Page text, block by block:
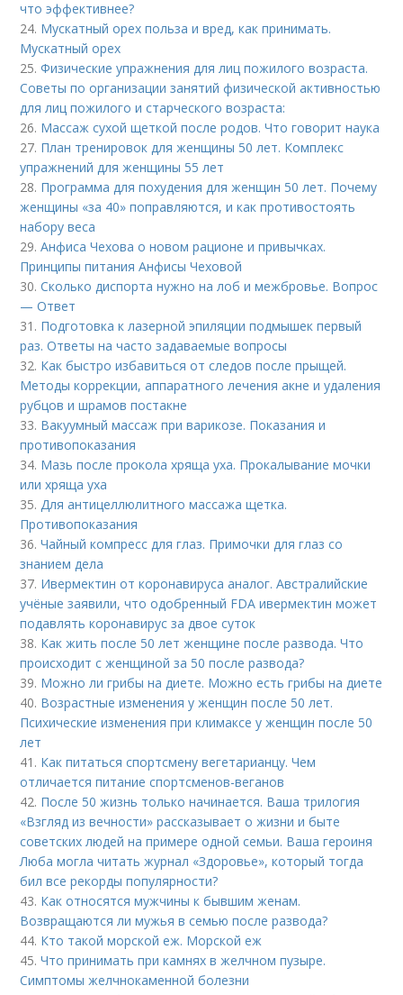
что эффективнее?
24. Мускатный орех польза и вред, как принимать.
Мускатный орех
25.Физические упражнения для лиц пожилого возраста.
Советы по организации занятий физической активностью
для лиц пожилого и старческого возраста:
26. Массаж сухой щеткой после родов. Что говорит наука
27. План тренировок для женщины 50 лет. Комплекс
упражнений для женщины 55 лет
28. Программа для похудения для женщин 50 лет. Почему
женщины «за 40» поправляются, и как противостоять
набору веса
29.Анфиса Чехова о новом рационе и привычках.
Принципы питания Анфисы Чеховой
30.Сколько диспорта нужно на лоб и межбровье. Вопрос
— Ответ
31. Подготовка к лазерной эпиляции подмышек первый
раз. Ответы на часто задаваемые вопросы
32. Как быстро избавиться от следов после прыщей.
Методы коррекции, аппаратного лечения акне и удаления
рубцов и шрамов постакне
33. Вакуумный массаж при варикозе. Показания и
противопоказания
34. Мазь после прокола хряща уха. Прокалывание мочки
или хряща уха
35. Для антицеллюлитного массажа щетка.
Противопоказания
36.Чайный компресс для глаз. Примочки для глаз со
знанием дела
37. Ивермектин от коронавируса аналог. Австралийские
учёные заявили, что одобренный FDA ивермектин может
подавлять коронавирус за двое суток
38. Как жить после 50 лет женщине после развода. Что
происходит с женщиной за 50 после развода?
39. Можно ли грибы на диете. Можно есть грибы на диете
40. Возрастные изменения у женщин после 50 лет.
Психические изменения при климаксе у женщин после 50
лет
41. Как питаться спортсмену вегетарианцу. Чем
отличается питание спортсменов-веганов
42. После 50 жизнь только начинается. Ваша трилогия
«Взгляд из вечности» рассказывает о жизни и быте
советских людей на примере одной семьи. Ваша героиня
Люба могла читать журнал «Здоровье», который тогда
бил все рекорды популярности?
43. Как относятся мужчины к бывшим женам.
Возвращаются ли мужья в семью после развода?
44. Кто такой морской еж. Морской еж
45.Что принимать при камнях в желчном пузыре.
Симптомы желчнокаменной болезни